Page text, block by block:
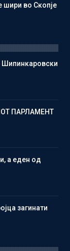
шири во Скопје
ПАРЛАМЕНТ
а еден од
загинати